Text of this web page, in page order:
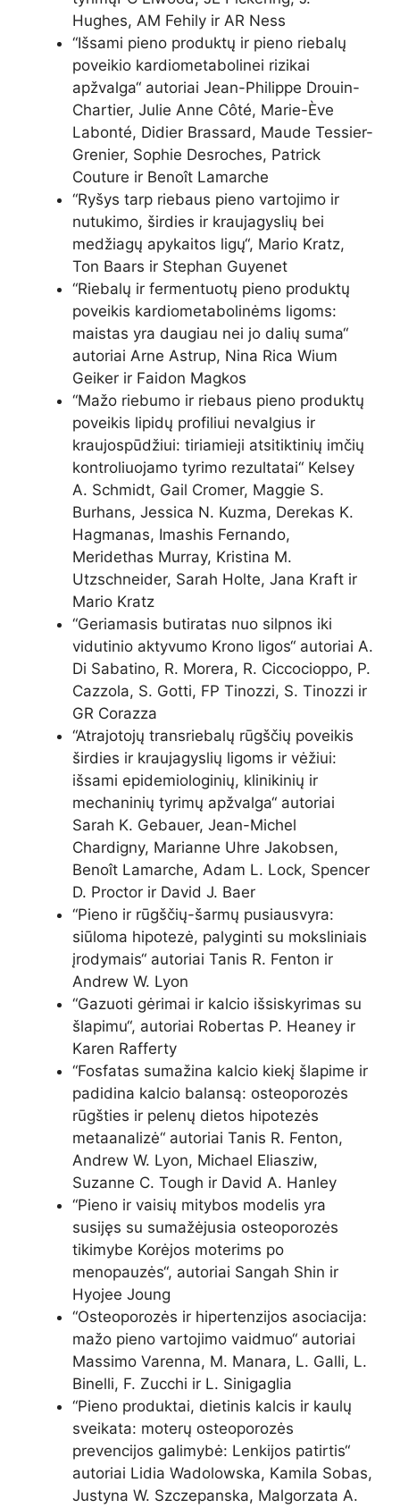
Hughes, AM Fehily ir AR Ness
“Išsami pieno produktų ir pieno riebalų
poveikio kardiometabolinei rizikai
apžvalga“ autoriai Jean-Philippe Drouin-
Chartier, Julie Anne Côté, Marie-Ève ​​
Labonté, Didier Brassard, Maude Tessier-
Grenier, Sophie Desroches, Patrick
Couture ir Benoît Lamarche
“Ryšys tarp riebaus pieno vartojimo ir
nutukimo, širdies ir kraujagyslių bei
medžiagų apykaitos ligų“, Mario Kratz,
Ton Baars ir Stephan Guyenet
“Riebalų ir fermentuotų pieno produktų
poveikis kardiometabolinėms ligoms:
maistas yra daugiau nei jo dalių suma“
autoriai Arne Astrup, Nina Rica Wium
Geiker ir Faidon Magkos
“Mažo riebumo ir riebaus pieno produktų
poveikis lipidų profiliui nevalgius ir
kraujospūdžiui: tiriamieji atsitiktinių imčių
kontroliuojamo tyrimo rezultatai“ Kelsey
A. Schmidt, Gail Cromer, Maggie S.
Burhans, Jessica N. Kuzma, Derekas K.
Hagmanas, Imashis Fernando,
Meridethas Murray, Kristina M.
Utzschneider, Sarah Holte, Jana Kraft ir
Mario Kratz
“Geriamasis butiratas nuo silpnos iki
vidutinio aktyvumo Krono ligos“ autoriai A.
Di Sabatino, R. Morera, R. Ciccocioppo, P.
Cazzola, S. Gotti, FP Tinozzi, S. Tinozzi ir
GR Corazza
“Atrajotojų transriebalų rūgščių poveikis
širdies ir kraujagyslių ligoms ir vėžiui:
išsami epidemiologinių, klinikinių ir
mechaninių tyrimų apžvalga“ autoriai
Sarah K. Gebauer, Jean-Michel
Chardigny, Marianne Uhre Jakobsen,
Benoît Lamarche, Adam L. Lock, Spencer
D. Proctor ir David J. Baer
“Pieno ir rūgščių-šarmų pusiausvyra:
siūloma hipotezė, palyginti su moksliniais
įrodymais“ autoriai Tanis R. Fenton ir
Andrew W. Lyon
“Gazuoti gėrimai ir kalcio išsiskyrimas su
šlapimu“, autoriai Robertas P. Heaney ir
Karen Rafferty
“Fosfatas sumažina kalcio kiekį šlapime ir
padidina kalcio balansą: osteoporozės
rūgšties ir pelenų dietos hipotezės
metaanalizė“ autoriai Tanis R. Fenton,
Andrew W. Lyon, Michael Eliasziw,
Suzanne C. Tough ir David A. Hanley
“Pieno ir vaisių mitybos modelis yra
susijęs su sumažėjusia osteoporozės
tikimybe Korėjos moterims po
menopauzės“, autoriai Sangah Shin ir
Hyojee Joung
“Osteoporozės ir hipertenzijos asociacija:
mažo pieno vartojimo vaidmuo“ autoriai
Massimo Varenna, M. Manara, L. Galli, L.
Binelli, F. Zucchi ir L. Sinigaglia
“Pieno produktai, dietinis kalcis ir kaulų
sveikata: moterų osteoporozės
prevencijos galimybė: Lenkijos patirtis“
autoriai Lidia Wadolowska, Kamila Sobas,
Justyna W. Szczepanska, Malgorzata A.